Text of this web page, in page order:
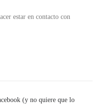
estar en contacto con
(y no quiere que lo